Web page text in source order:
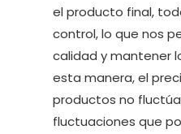
el producto final,
control, lo que nos
calidad y mantener
esta manera, el
productos no
fluctuaciones que